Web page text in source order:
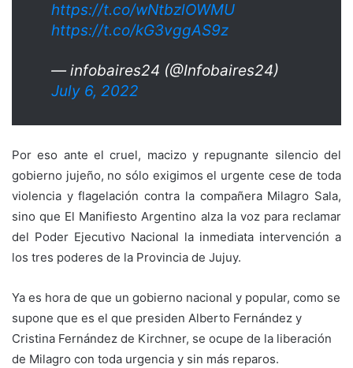
https://t.co/wNtbzlOWMU
https://t.co/kG3vggAS9z
— infobaires24 (@Infobaires24)
July 6, 2022
Por eso ante el cruel, macizo y repugnante silencio del
gobierno jujeño, no sólo exigimos el urgente cese de toda
violencia y flagelación contra la compañera Milagro Sala,
sino que El Manifiesto Argentino alza la voz para reclamar
del Poder Ejecutivo Nacional la inmediata intervención a
los tres poderes de la Provincia de Jujuy.
Ya es hora de que un gobierno nacional y popular, como se
supone que es el que presiden Alberto Fernández y
Cristina Fernández de Kirchner, se ocupe de la liberación
de Milagro con toda urgencia y sin más reparos.